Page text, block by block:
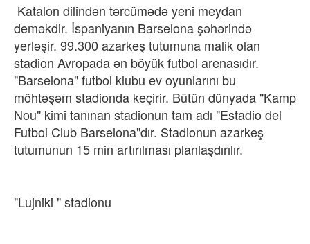
​ Katalon dilindən tərcümədə yeni meydan
deməkdir. İspaniyanın Barselona şəhərində
yerləşir. 99.300 azarkeş tutumuna malik olan
stadion Avropada ən böyük futbol arenasıdır.
"Barselona" futbol klubu ev oyunlarını bu
möhtəşəm stadionda keçirir. Bütün dünyada "Kamp
Nou" kimi tanınan stadionun tam adı "Estadio del
Futbol Club Barselona"dır. Stadionun azarkeş
tutumunun 15 min artırılması planlaşdırılır.
"Lujniki " stadionu